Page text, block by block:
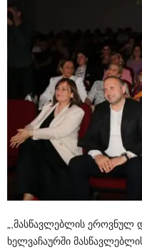
„,მასწავლებლის ეროვნულ
ხელვაჩაურში